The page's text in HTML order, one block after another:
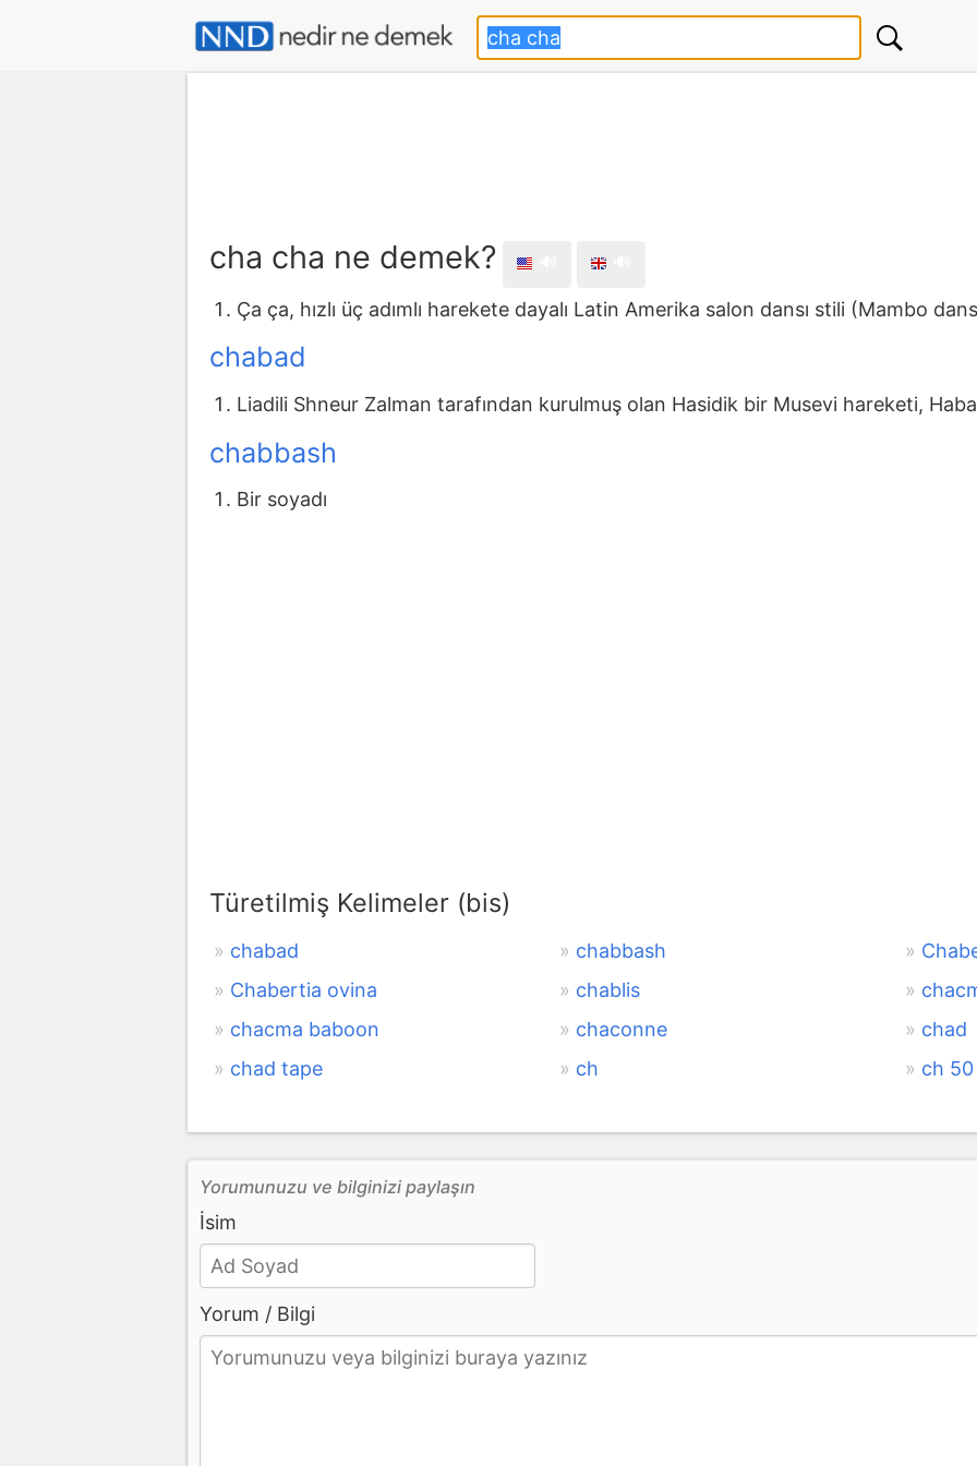
cha cha ne demek?
Ça ça, hızlı üç adımlı harekete dayalı Latin Amerika salon dansı stili (Mambo
chabad
Liadili Shneur Zalman tarafından kurulmuş olan Hasidik bir Musevi hareketi,
chabbash
Bir soyadı
Türetilmiş Kelimeler (bis)
chabad chabbash
Chabertia ovina
chablis
chacma baboon
chaconne
chad
chad tape
ch ch 50
Yorumunuzu ve bilginizi paylaşın
İsim
Yorum / Bilgi